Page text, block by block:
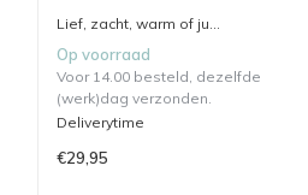
Lief, zacht, warm of ju...
Op voorraad
Voor 14.00 besteld, dezelfde
(werk)dag verzonden.
Deliverytime
€29,95